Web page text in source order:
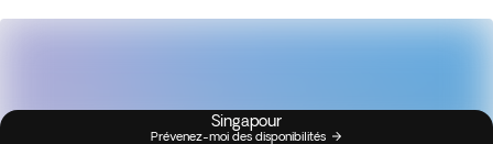
Singapour
Prévenez-moi des disponibilités